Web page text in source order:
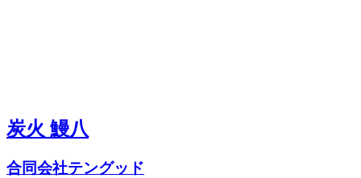
炭火 鰻八
合同会社テングッド